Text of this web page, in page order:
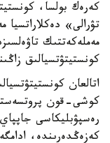
كەرەك بولسا،
تۋرالى»
مەملەكەتتىك
كونستيتۋتسيالىق
اتالعان
كوشى-قون
رەسپۋبليكاسى
كەزەڭدەرىندە،